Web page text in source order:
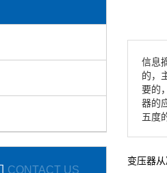
CONTACT US
信息
的，
要的
器的
五度
变压器